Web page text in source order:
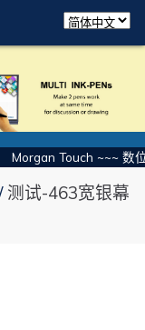
Morgan Touch ~~~ 数
测试-463宽银幕